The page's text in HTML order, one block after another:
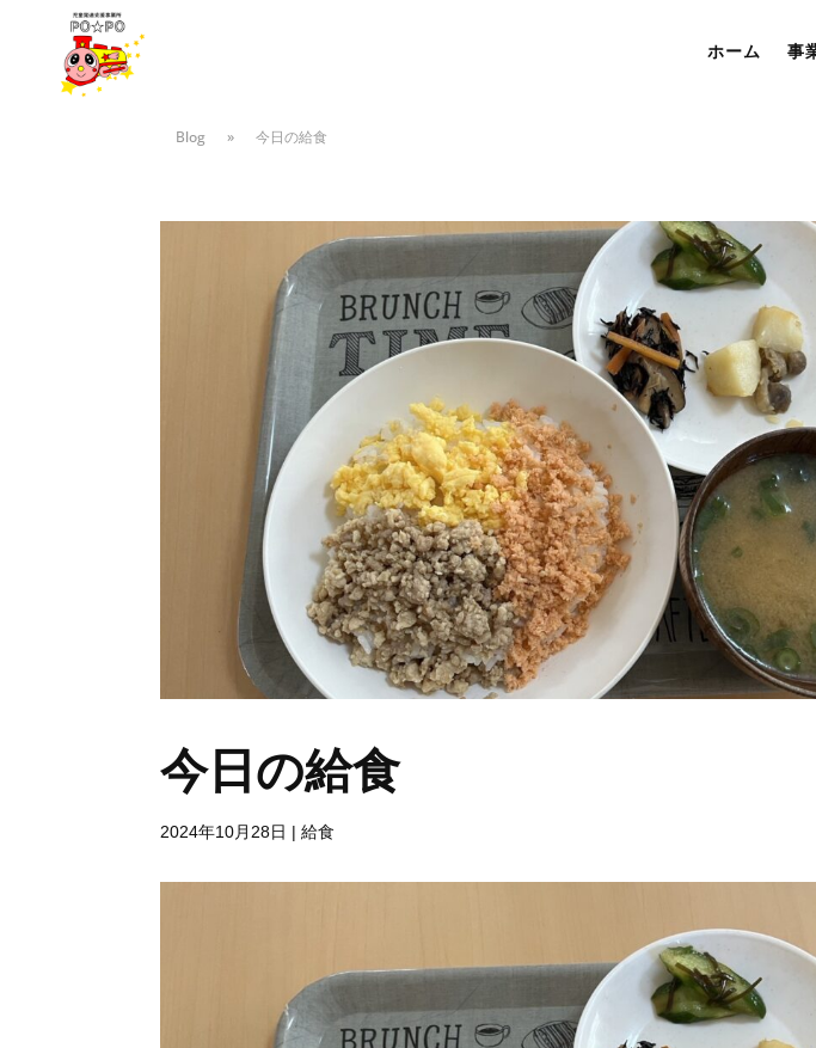
ホーム 事
Blog » 今日の給食
今日の給食
2024年10月28日 |給食